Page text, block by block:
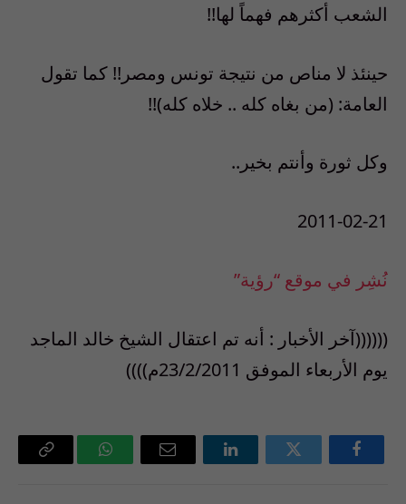
الشعب أكثرهم فهماً لها!!
حينئذ لا مناص من نتيجة تونس ومصر!! كما تقول
العامة: (من بغاه كله .. خلاه كله)!!
وكل ثورة وأنتم بخير..
2011-02-21
نُشِر في موقع “رؤية”
((((((آخر الأخبار : أنه تم اعتقال الشيخ خالد الماجد
يوم الأربعاء الموفق 23/2/2011م))))
فيسبوك تويتر لينكدإن
البريد
واتساب Copy